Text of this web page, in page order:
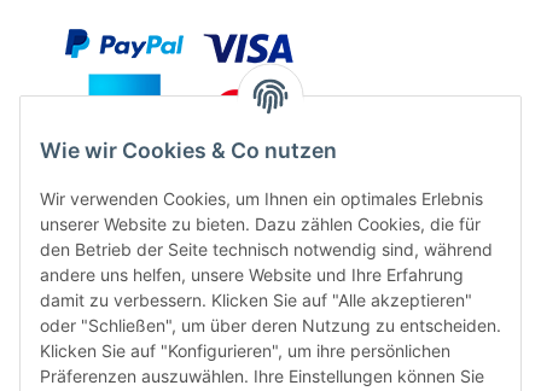
FÜR EUCH UNTERWEGS
Wie wir Cookies & Co nutzen
Wir verwenden Cookies, um Ihnen ein optimales Erlebnis
unserer Website zu bieten. Dazu zählen Cookies, die für
den Betrieb der Seite technisch notwendig sind, während
andere uns helfen, unsere Website und Ihre Erfahrung
damit zu verbessern. Klicken Sie auf "Alle akzeptieren"
oder "Schließen", um über deren Nutzung zu entscheiden.
Klicken Sie auf "Konfigurieren", um ihre persönlichen
Präferenzen auszuwählen. Ihre Einstellungen können Sie